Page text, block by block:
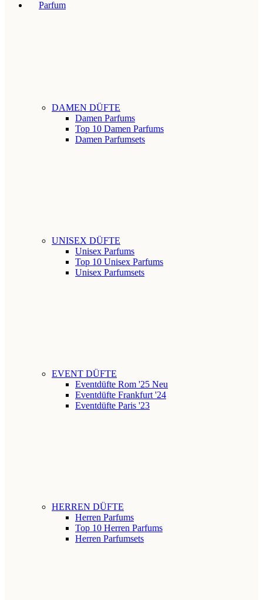
Parfum
DAMEN DÜFTE
Damen Parfums
Top 10 Damen Parfums
Damen Parfumsets
UNISEX DÜFTE
Unisex Parfums
Top 10 Unisex Parfums
Unisex Parfumsets
EVENT DÜFTE
Eventdüfte Rom '25 Neu
Eventdüfte Frankfurt '24
Eventdüfte Paris '23
HERREN DÜFTE
Herren Parfums
Top 10 Herren Parfums
Herren Parfumsets